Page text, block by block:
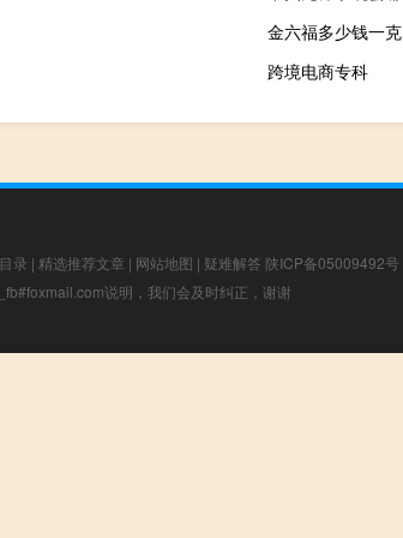
金六福多少钱一克
跨境电商专科
录 | 精选推荐文章 | 网站地图 | 疑难解答 陕ICP备05009492号
说明，我们会及时纠正，谢谢